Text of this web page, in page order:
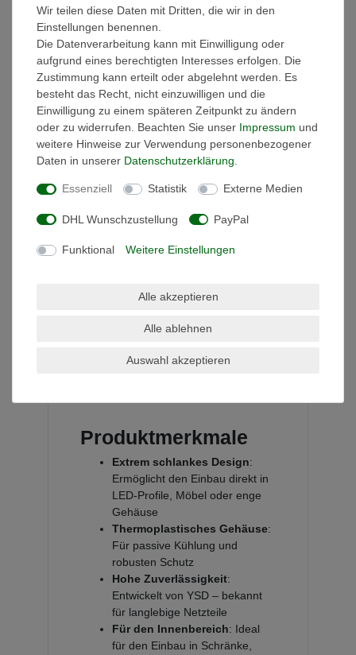
LED-SLIM
Netzteile 24V –
WUG Serie (60W /
100W / 200W)
Hochwertige, schlanke Netzteile für
LED-Streifen und
Serie sind professionelle
Lichtleisten und andere elektronische
Sie überzeugen durch ihre kompakte
moderne Schutzmechanismen – ideal
Innenbereich, Möbelbau oder
Produktmerkmale
Extrem schlankes Design:
Ermöglicht den Einbau direkt in
LED-Profile, Möbel oder enge
Gehäuse
Thermoplastisches Gehäuse:
Für passive Kühlung und
robusten Schutz
Hohe Zuverlässigkeit:
Entwickelt von YSD – bekannt
für langlebige Netzteile
Für den Innenbereich: Ideal
für den Einbau in Schränke,
Wir teilen diese Daten mit Dritten, die wir in den
Einstellungen benennen.
Die Datenverarbeitung kann mit Einwilligung oder
aufgrund eines berechtigten Interesses erfolgen. Die
Zustimmung kann erteilt oder abgelehnt werden. Es
besteht das Recht, nicht einzuwilligen und die
Einwilligung zu einem späteren Zeitpunkt zu ändern
oder zu widerrufen. Beachten Sie unser Impressum und
weitere Hinweise zur Verwendung personenbezogener
Daten in unserer Daten­schutz­erklärung
Essenziell Statistik Externe Medien
DHL Wunschzustellung PayPal
Funktional Weitere Einstellungen
Alle akzeptieren
Alle ablehnen
Auswahl akzeptieren